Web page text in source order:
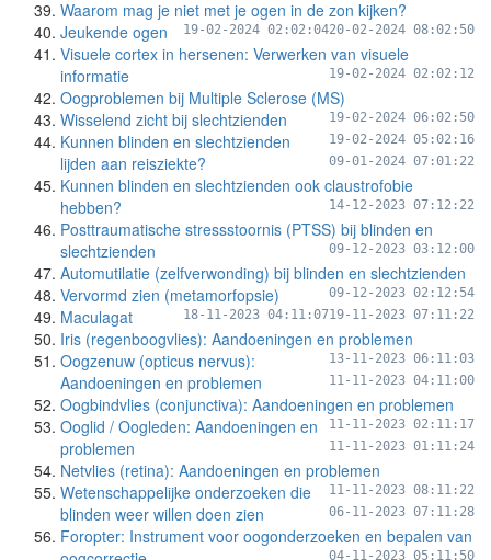
Waarom mag je niet met je ogen in de zon kijken?
20-02-2024 08:02:50
Jeukende ogen 19-02-2024 02:02:04
Visuele cortex in hersenen: Verwerken van visuele
informatie
19-02-2024 02:02:12
Oogproblemen bij Multiple Sclerose (MS)
19-02-2024 06:02:50
Wisselend zicht bij slechtzienden
19-02-2024 05:02:16
Kunnen blinden en slechtzienden
lijden aan reisziekte?
09-01-2024 07:01:22
Kunnen blinden en slechtzienden ook claustrofobie
hebben?
14-12-2023 07:12:22
Posttraumatische stressstoornis (PTSS) bij blinden en
slechtzienden
09-12-2023 03:12:00
Automutilatie (zelfverwonding) bij blinden en slechtzienden
09-12-2023 02:12:54
Vervormd zien (metamorfopsie)
19-11-2023 07:11:22
Maculagat 18-11-2023 04:11:07
Iris (regenboogvlies): Aandoeningen en problemen
13-11-2023 06:11:03
Oogzenuw (opticus nervus):
Aandoeningen en problemen
11-11-2023 04:11:00
Oogbindvlies (conjunctiva): Aandoeningen en problemen
11-11-2023 02:11:17
Ooglid / Oogleden: Aandoeningen en
problemen
11-11-2023 01:11:24
Netvlies (retina): Aandoeningen en problemen
11-11-2023 08:11:22
Wetenschappelijke onderzoeken die
blinden weer willen doen zien
06-11-2023 07:11:28
Foropter: Instrument voor oogonderzoeken en bepalen van
04-11-2023 05:11:50